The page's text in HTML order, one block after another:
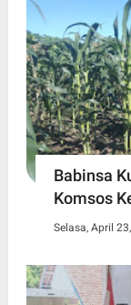
Babinsa
Komsos
Selasa, April